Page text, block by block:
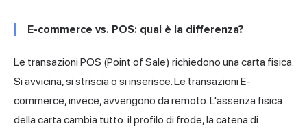
E-commerce vs. POS: qual è la differenza?
Le transazioni POS (Point of Sale) richiedono una carta fisica.
Si avvicina, si striscia o si inserisce. Le transazioni E-
commerce, invece, avvengono da remoto. L'assenza fisica
della carta cambia tutto: il profilo di frode, la catena di